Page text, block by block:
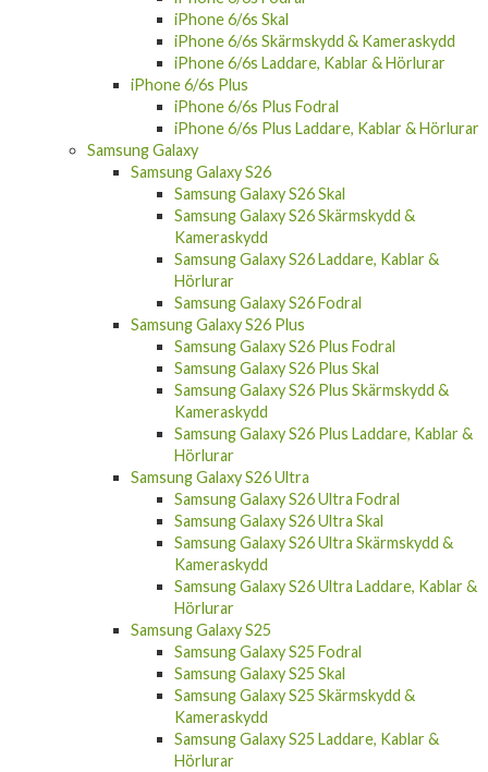
iPhone 6/6s Skal
iPhone 6/6s Skärmskydd & Kameraskydd
iPhone 6/6s Laddare, Kablar & Hörlurar
iPhone 6/6s Plus
iPhone 6/6s Plus Fodral
iPhone 6/6s Plus Laddare, Kablar & Hörlurar
Samsung Galaxy
Samsung Galaxy S26
Samsung Galaxy S26 Skal
Samsung Galaxy S26 Skärmskydd &
Kameraskydd
Samsung Galaxy S26 Laddare, Kablar &
Hörlurar
Samsung Galaxy S26 Fodral
Samsung Galaxy S26 Plus
Samsung Galaxy S26 Plus Fodral
Samsung Galaxy S26 Plus Skal
Samsung Galaxy S26 Plus Skärmskydd &
Kameraskydd
Samsung Galaxy S26 Plus Laddare, Kablar &
Hörlurar
Samsung Galaxy S26 Ultra
Samsung Galaxy S26 Ultra Fodral
Samsung Galaxy S26 Ultra Skal
Samsung Galaxy S26 Ultra Skärmskydd &
Kameraskydd
Samsung Galaxy S26 Ultra Laddare, Kablar &
Hörlurar
Samsung Galaxy S25
Samsung Galaxy S25 Fodral
Samsung Galaxy S25 Skal
Samsung Galaxy S25 Skärmskydd &
Kameraskydd
Samsung Galaxy S25 Laddare, Kablar &
Hörlurar